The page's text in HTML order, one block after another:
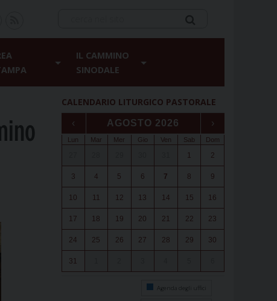
IL CAMMINO
SINODALE
CALENDARIO LITURGICO PASTORALE
‹ AGOSTO 2026 ›
Lun Mar Mer Gio Ven Sab Dom
1 2
3 4 5 6 7 8 9
10 11 12 13 14 15 16
17 18 19 20 21 22 23
24 25 26 27 28 29 30
31
Agenda degli uffici